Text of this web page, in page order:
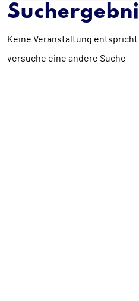
Keine Veranstaltung
versuche eine andere Suche